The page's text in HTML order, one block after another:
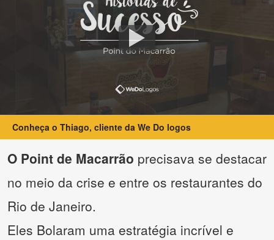
Conheça o Thiago, cliente da We Do logos
O Point de Macarrão precisava se destacar
no meio da crise e entre os restaurantes do
Rio de Janeiro.
Eles Bolaram uma estratégia incrível e